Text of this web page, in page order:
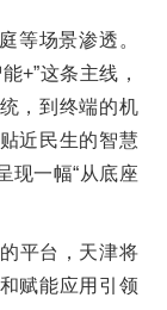
等场景渗透。
+”这条主线，
，到终端的机
近民生的智慧
现一幅“从底座
平台，天津将
赋能应用引领